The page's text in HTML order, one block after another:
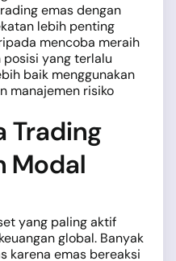
emas dengan
lebih penting
mencoba meraih
yang terlalu
baik menggunakan
manajemen risiko
Trading
Modal
yang paling aktif
global. Banyak
karena emas bereaksi